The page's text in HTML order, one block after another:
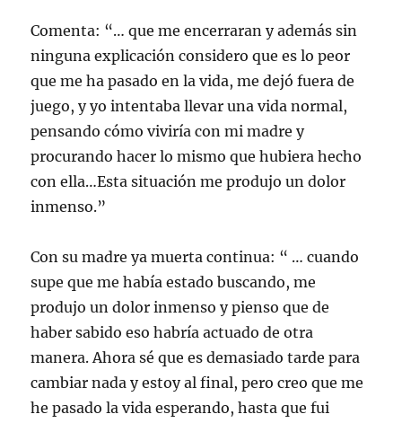
Comenta: “… que me encerraran y además sin
ninguna explicación considero que es lo peor
que me ha pasado en la vida, me dejó fuera de
juego, y yo intentaba llevar una vida normal,
pensando cómo viviría con mi madre y
procurando hacer lo mismo que hubiera hecho
con ella…Esta situación me produjo un dolor
inmenso.”
Con su madre ya muerta continua: “ … cuando
supe que me había estado buscando, me
produjo un dolor inmenso y pienso que de
haber sabido eso habría actuado de otra
manera. Ahora sé que es demasiado tarde para
cambiar nada y estoy al final, pero creo que me
he pasado la vida esperando, hasta que fui